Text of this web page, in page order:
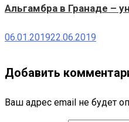
Альгамбра в Гранаде –
06.01.201922.06.2019
Добавить
Ваш адрес email не будет